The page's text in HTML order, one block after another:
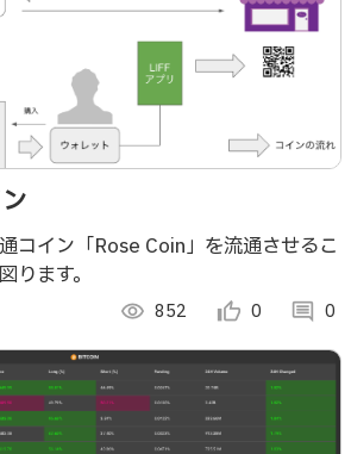
コイン「Rose Coin」を流通させるこ
ります。
visibility 852 thumb_up_alt 0 comment 0